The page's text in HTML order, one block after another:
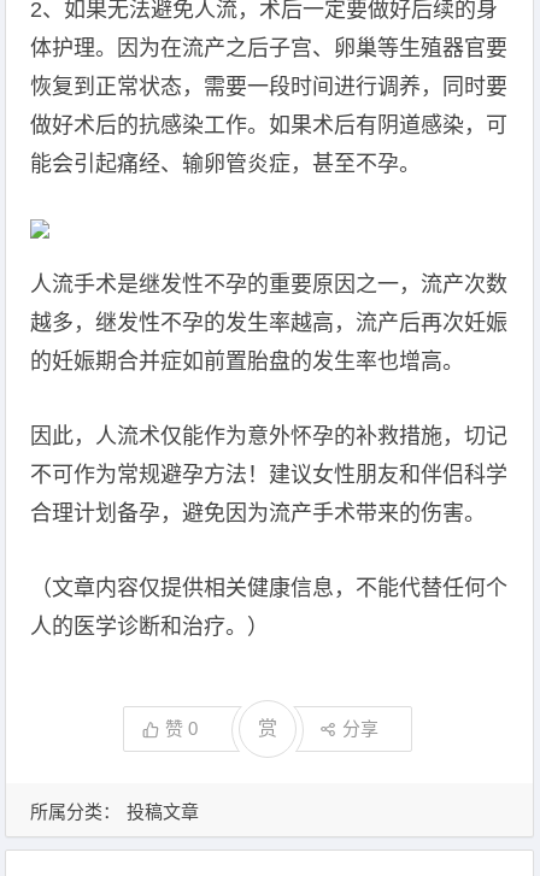
2、如果无法避免人流，术后一定要做好后续的身
体护理。因为在流产之后子宫、卵巢等生殖器官要
恢复到正常状态，需要一段时间进行调养，同时要
做好术后的抗感染工作。如果术后有阴道感染，可
能会引起痛经、输卵管炎症，甚至不孕。
人流手术是继发性不孕的重要原因之一，流产次数
越多，继发性不孕的发生率越高，流产后再次妊娠
的妊娠期合并症如前置胎盘的发生率也增高。
因此，人流术仅能作为意外怀孕的补救措施，切记
不可作为常规避孕方法！建议女性朋友和伴侣科学
合理计划备孕，避免因为流产手术带来的伤害。
（文章内容仅提供相关健康信息，不能代替任何个
人的医学诊断和治疗。）
赞0 赏 分享
所属分类： 投稿文章